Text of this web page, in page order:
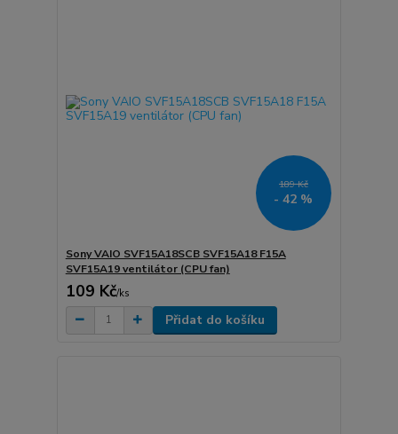
189 Kč
- 42 %
Sony VAIO SVF15A18SCB SVF15A18 F15A
SVF15A19 ventilátor (CPU fan)
109 Kč/ks
Přidat do košíku